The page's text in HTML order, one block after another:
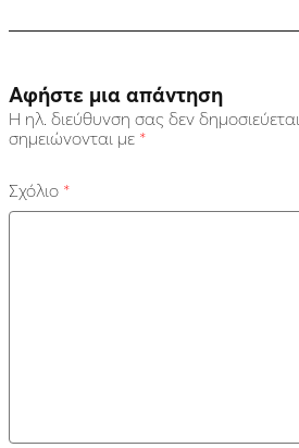
Αφήστε μια απάντηση
Η ηλ. διεύθυνση σας δεν δημοσιεύεται.
σημειώνονται με *
Σχόλιο *